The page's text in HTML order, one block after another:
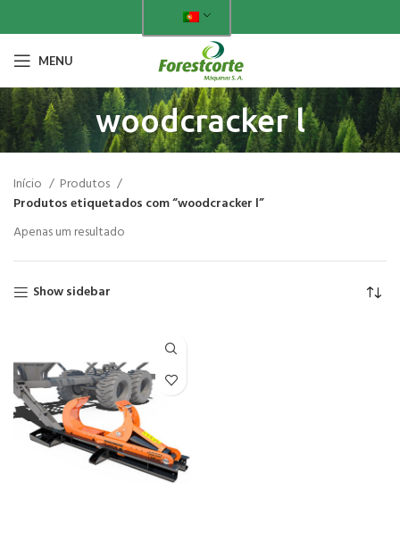
MENU
woodcracker l
Início
Produtos
Produtos etiquetados com “woodcracker l”
Apenas um resultado
Show sidebar